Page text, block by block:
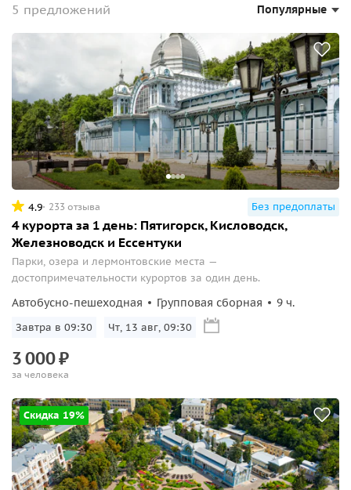
5 предложений Популярные
4.9 233 отзыва Без предоплаты
4 курорта за 1 день: Пятигорск, Кисловодск,
Железноводск и Ессентуки
Парки, озера и лермонтовские места —
достопримечательности курортов за один день.
Автобусно-пешеходная Групповая сборная 9 ч.
Завтра в 09:30 Чт, 13 авг, 09:30
3000₽
за человека
Скидка 19%